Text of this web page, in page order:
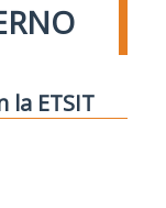
la ETSIT